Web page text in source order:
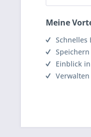
Meine
Schnelles
Einblick